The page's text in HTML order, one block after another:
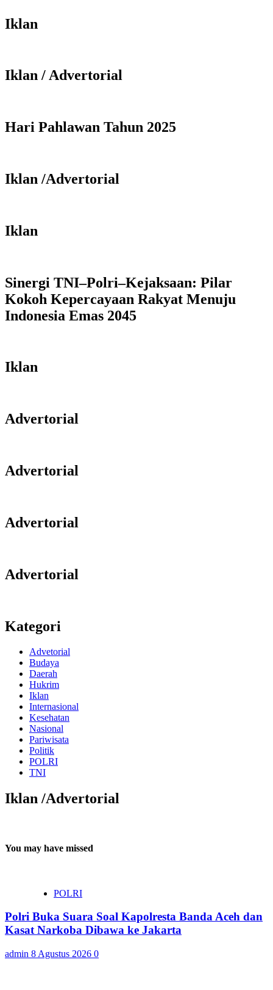
Iklan
Iklan / Advertorial
Hari Pahlawan Tahun 2025
Iklan /Advertorial
Iklan
Sinergi TNI–Polri–Kejaksaan: Pilar
Kokoh Kepercayaan Rakyat Menuju
Indonesia Emas 2045
Iklan
Advertorial
Advertorial
Advertorial
Advertorial
Kategori
Advetorial
Budaya
Daerah
Hukrim
Iklan
Internasional
Kesehatan
Nasional
Pariwisata
Politik
POLRI
TNI
Iklan /Advertorial
You may have missed
POLRI
Polri Buka Suara Soal Kapolresta Banda Aceh dan
Kasat Narkoba Dibawa ke Jakarta
admin 8 Agustus 2026 0